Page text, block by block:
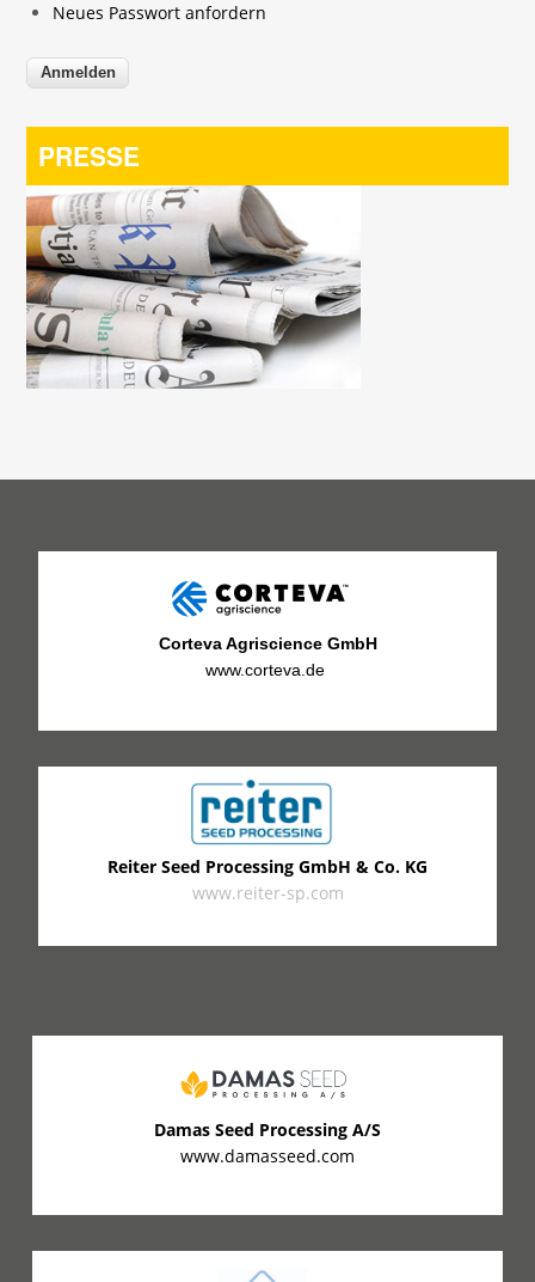
Neues Passwort anfordern
PRESSE
Corteva Agriscience GmbH
www.corteva.de
Reiter Seed Processing GmbH & Co. KG
www.reiter-sp.com
Damas Seed Processing A/S
www.damasseed.com